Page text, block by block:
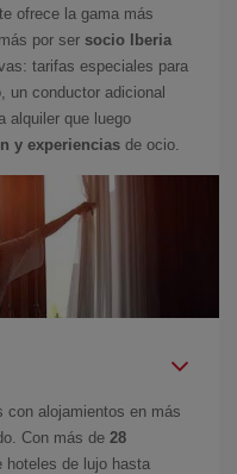
ofrece la gama más
por ser socio Iberia
tarifas especiales para
un conductor adicional
alquiler que luego
y experiencias de ocio.
con alojamientos en más
Con más de 28
hoteles de lujo hasta